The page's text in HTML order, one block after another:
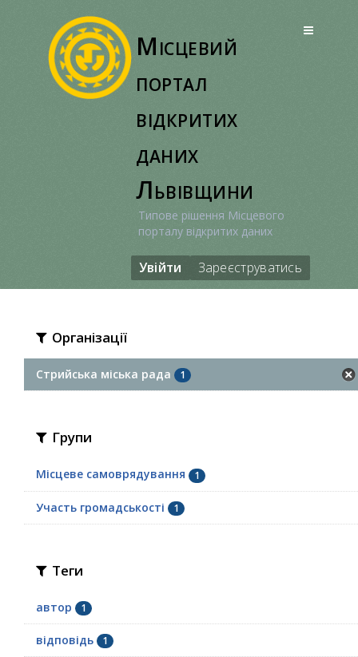
Місцевий
портал
відкритих
даних
Львівщини
Типове рішення Місцевого
порталу відкритих даних
Увійти Зареєструватись
Організації
Стрийська міська рада 1
Групи
Місцеве самоврядування 1
Участь громадськості 1
Теги
автор 1
відповідь 1